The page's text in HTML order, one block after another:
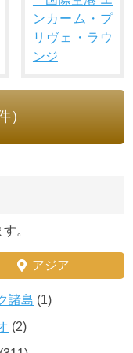
ンカーム・プ
リヴェ・ラウ
ンジ
）
。
アジア
諸島 (1)
(2)